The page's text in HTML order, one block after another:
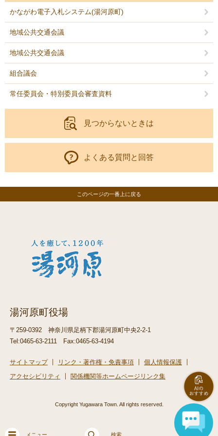
メニュー 検索
かながわ電子入札システム(湯河原町)
地域公共交通会議
地域公共交通会議
組合議会
常任委員会・特別委員会審査資料
見つからないときは
よくある質問と回答
このページの一番上に戻る
湯河原町役場
〒259-0392
神奈川県足柄下郡湯河原町中央2-2-1
Tel:0465-63-2111
Fax:0465-63-4194
サイトマップ リンク・著作権・免責事項
個人情報保護
アクセシビリティ
関係機関等ホームページリンク集
Copyright Yugawara Town. All rights reserved.